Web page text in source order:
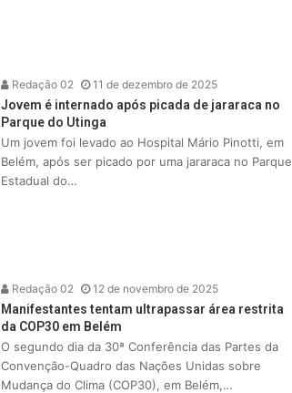
Redação 02 11 de dezembro de 2025
Jovem é internado após picada de jararaca no
Parque do Utinga
Um jovem foi levado ao Hospital Mário Pinotti, em
Belém, após ser picado por uma jararaca no Parque
Estadual do…
Redação 02 12 de novembro de 2025
Manifestantes tentam ultrapassar área restrita
da COP30 em Belém
O segundo dia da 30ª Conferência das Partes da
Convenção-Quadro das Nações Unidas sobre
Mudança do Clima (COP30), em Belém,…